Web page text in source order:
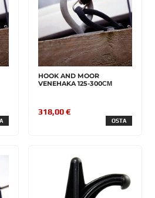
HOOK AND MOOR
VENEHAKA 125-300СМ
318,00 €
OSTA